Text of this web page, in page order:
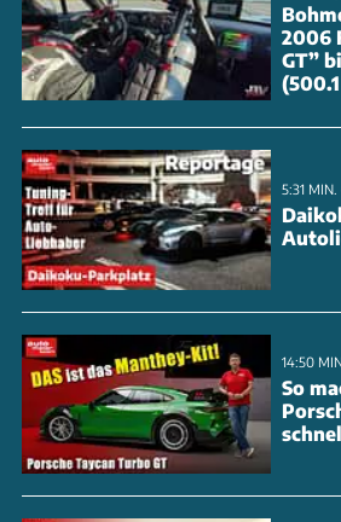
M64-Motors kompatibel. Der
Hightech-Paket: knapp 35.000
2006
GT”
5:31 MIN.
14:50
So